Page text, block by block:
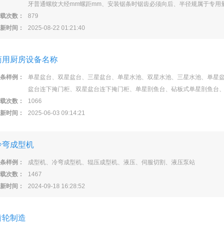
牙普通螺纹大经mm螺距mm、安装锯条时锯齿必须向后、半径规属于专用
次数：
879
时间：
2025-08-22 01:21:40
用厨房设备名称
样例：
单星盆台、双星盆台、三星盆台、单星水池、双星水池、三星水池、单星
盆台连下掩门柜、双星盆台连下掩门柜、单星剖鱼台、砧板式单星剖鱼台
次数：
1066
时间：
2025-06-03 09:14:21
弯成型机
样例：
成型机、冷弯成型机、辊压成型机、液压、伺服切割、液压泵站
次数：
1467
时间：
2024-09-18 16:28:52
轮制造